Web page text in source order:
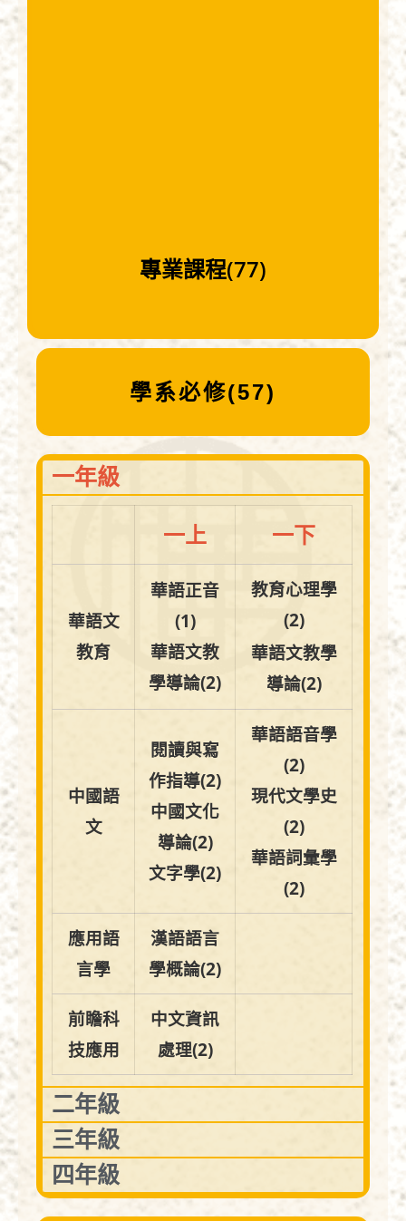
專業課程(77)
學系必修(57)
一年級
一上 一下
華語文
教育
華語正音
(1)
華語文教
學導論(2)
教育心理學
(2)
華語文教學
導論(2)
中國語
文
閱讀與寫
作指導(2)
中國文化
導論(2)
文字學(2)
華語語音學
(2)
現代文學史
(2)
華語詞彙學
(2)
應用語
言學
漢語語言
學概論(2)
前瞻科
技應用
中文資訊
處理(2)
二年級
三年級
四年級